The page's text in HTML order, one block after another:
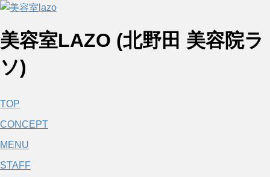
美容室LAZO (北野田 美容院ラ
ソ)
TOP
CONCEPT
MENU
STAFF